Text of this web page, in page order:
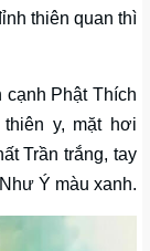
thiên quan thì
cạnh Phật Thích
y, mặt hơi
Trần trắng, tay
Ý màu xanh.